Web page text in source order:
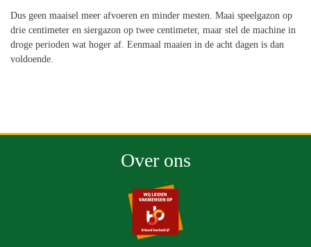
Dus geen maaisel meer afvoeren en minder mesten. Maai speelgazon op
drie centimeter en siergazon op twee centimeter, maar stel de machine in
droge perioden wat hoger af. Eenmaal maaien in de acht dagen is dan
voldoende.
Over ons